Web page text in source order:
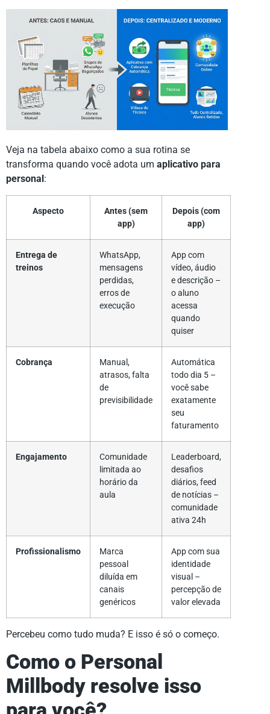
Veja na tabela abaixo como a sua rotina se
transforma quando você adota um aplicativo para
personal :
Aspecto
Antes (sem
app)
Depois (com
app)
Entrega de
treinos
WhatsApp,
mensagens
perdidas,
erros de
execução
App com
vídeo, áudio
e descrição –
o aluno
acessa
quando
quiser
Cobrança
Manual,
atrasos, falta
de
previsibilidade
Automática
todo dia 5 –
você sabe
exatamente
seu
faturamento
Engajamento
Comunidade
limitada ao
horário da
aula
Leaderboard,
desafios
diários, feed
de notícias –
comunidade
ativa 24h
Profissionalismo
Marca
pessoal
diluída em
canais
genéricos
App com sua
identidade
visual –
percepção de
valor elevada
Percebeu como tudo muda? E isso é só o começo.
Como o Personal
Millbody resolve isso